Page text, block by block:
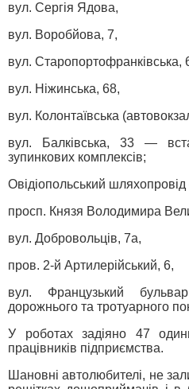
вул. Сергія Ядова,
вул. Воробйова, 7,
вул. Старопортофранківська,
вул. Ніжинська, 68,
вул. Колонтаївська
вул. Балківська, 33 —
зупинкових комплексів;
Овідіопольський
просп. Князя Володимира
вул. Добровольців, 7а,
пров. 2-й Артилерійський, 6,
вул. Французький
дорожнього та тротуарного
У роботах задіяно 47
працівників підприємства.
Шановні автолюбителі, не